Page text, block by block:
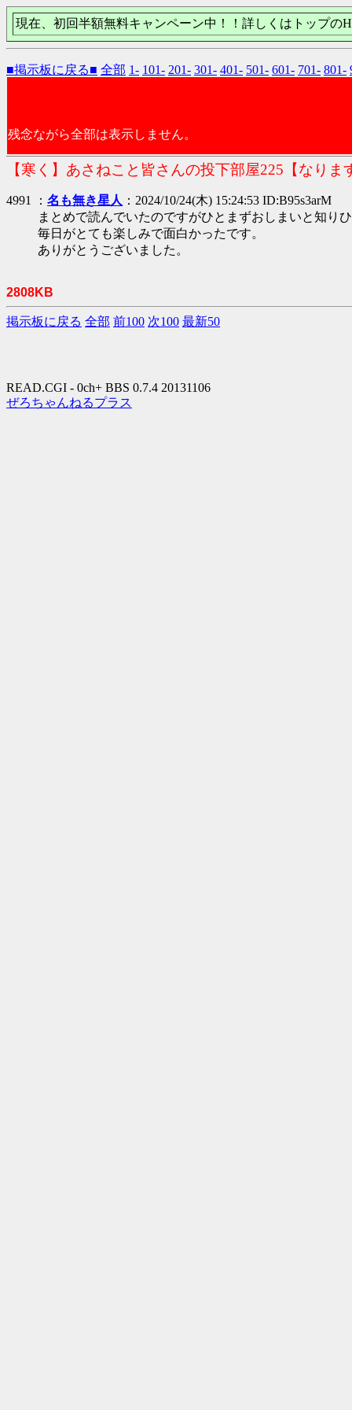
現在、初回半額無料キャンペーン中！！詳しくはトップの
■掲示板に戻る■ 全部 1- 101- 201- 301- 401- 501- 601- 701- 801-
残念ながら全部は表示しません。
【寒く】あさねこと皆さんの投下部屋225【なりま
4991 ： 名も無き星人 ：2024/10/24(木) 15:24:53 ID:B95s3arM
まとめで読んでいたのですがひとまずおしまいと知り
毎日がとても楽しみで面白かったです。
ありがとうございました。
2808KB
掲示板に戻る 全部 前100 次100 最新50
READ.CGI - 0ch+ BBS 0.7.4 20131106
ぜろちゃんねるプラス